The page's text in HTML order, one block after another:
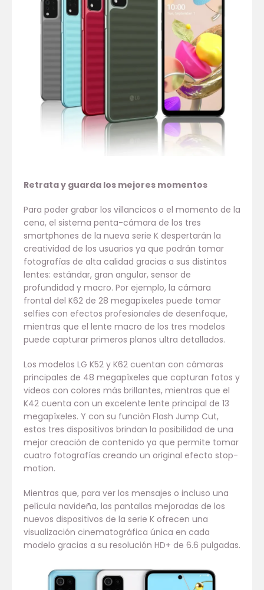
Retrata y guarda los mejores momentos
Para poder grabar los villancicos o el momento de la
cena, el sistema penta-cámara de los tres
smartphones de la nueva serie K despertarán la
creatividad de los usuarios ya que podrán tomar
fotografías de alta calidad gracias a sus distintos
lentes: estándar, gran angular, sensor de
profundidad y macro. Por ejemplo, la cámara
frontal del K62 de 28 megapíxeles puede tomar
selfies con efectos profesionales de desenfoque,
mientras que el lente macro de los tres modelos
puede capturar primeros planos ultra detallados.
Los modelos LG K52 y K62 cuentan con cámaras
principales de 48 megapíxeles que capturan fotos y
videos con colores más brillantes, mientras que el
K42 cuenta con un excelente lente principal de 13
megapíxeles. Y con su función Flash Jump Cut,
estos tres dispositivos brindan la posibilidad de una
mejor creación de contenido ya que permite tomar
cuatro fotografías creando un original efecto stop-
motion.
Mientras que, para ver los mensajes o incluso una
película navideña, las pantallas mejoradas de los
nuevos dispositivos de la serie K ofrecen una
visualización cinematográfica única en cada
modelo gracias a su resolución HD+ de 6.6 pulgadas.